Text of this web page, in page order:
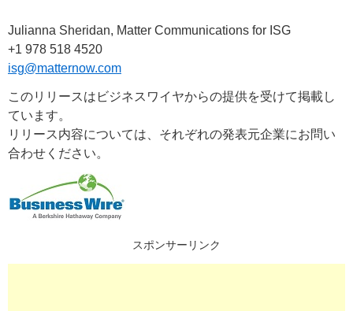
Julianna Sheridan, Matter Communications for ISG
+1 978 518 4520
isg@matternow.com
このリリースはビジネスワイヤからの提供を受けて掲載し
ています。
リリース内容については、それぞれの発表元企業にお問い
合わせください。
スポンサーリンク